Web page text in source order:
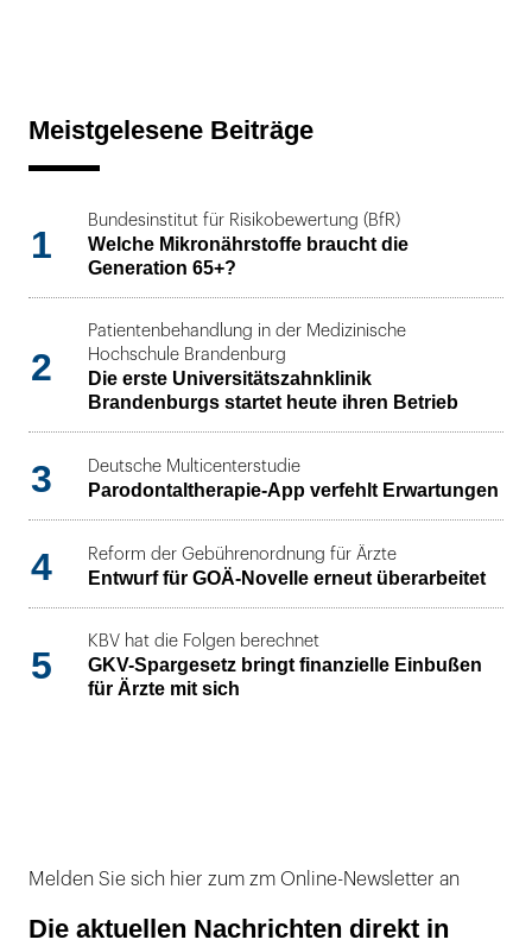
Meistgelesene Beiträge
1
Bundesinstitut für Risikobewertung (BfR)
Welche Mikronährstoffe braucht die
Generation 65+?
2
Patientenbehandlung in der Medizinische
Hochschule Brandenburg
Die erste Universitätszahnklinik
Brandenburgs startet heute ihren Betrieb
3 Deutsche Multicenterstudie
Parodontaltherapie-App verfehlt Erwartungen
4 Reform der Gebührenordnung für Ärzte
Entwurf für GOÄ-Novelle erneut überarbeitet
5
KBV hat die Folgen berechnet
GKV-Spargesetz bringt finanzielle Einbußen
für Ärzte mit sich
Melden Sie sich hier zum zm Online-Newsletter an
Die aktuellen Nachrichten direkt in